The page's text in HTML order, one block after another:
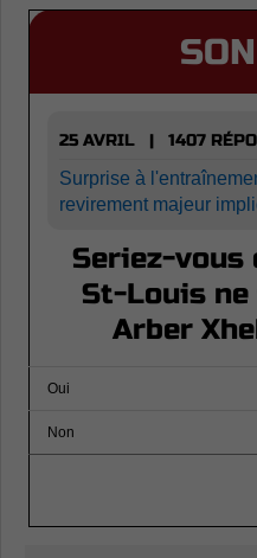
25 AVRIL | 1407
Surprise à
revirement majeur
Seriez-vous
St-Louis
Arber
Oui
Non